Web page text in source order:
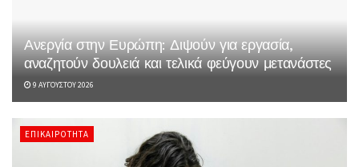
Ανεργία στην Ευρώπη: Διψούν για εργασία,
αναζητούν δουλειά και τελικά φεύγουν μετανάστες
9 ΑΥΓΟΎΣΤΟΥ 2026
ΕΠΙΚΑΙΡΌΤΗΤΑ